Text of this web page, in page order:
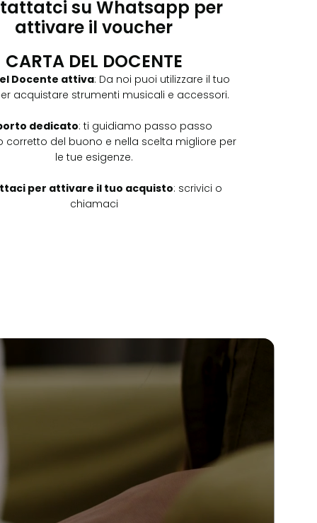
su Whatsapp per
attivare il voucher
CARTA DEL DOCENTE
Docente attiva: Da noi puoi utilizzare il tuo
acquistare strumenti musicali e accessori.
dedicato: ti guidiamo passo passo
corretto del buono e nella scelta migliore per
le tue esigenze.
per attivare il tuo acquisto: scrivici o
chiamaci